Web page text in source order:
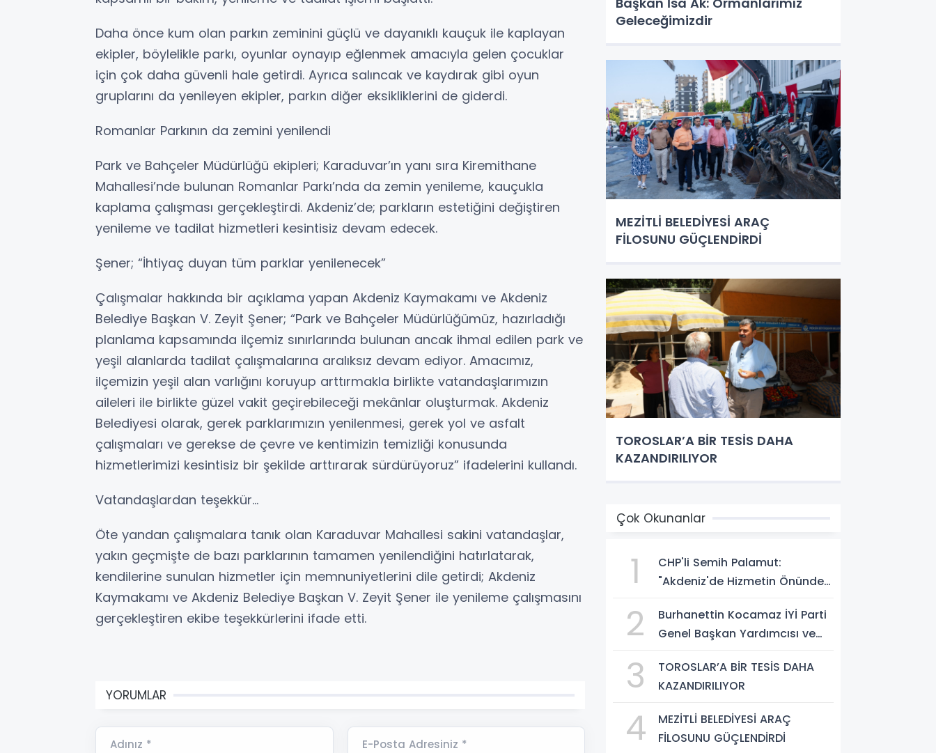
Daha önce kum olan parkın zeminini güçlü ve dayanıklı kauçuk ile kaplayan
ekipler, böylelikle parkı, oyunlar oynayıp eğlenmek amacıyla gelen çocuklar
için çok daha güvenli hale getirdi. Ayrıca salıncak ve kaydırak gibi oyun
gruplarını da yenileyen ekipler, parkın diğer eksikliklerini de giderdi.
Romanlar Parkının da zemini yenilendi
Park ve Bahçeler Müdürlüğü ekipleri; Karaduvar’ın yanı sıra Kiremithane
Mahallesi’nde bulunan Romanlar Parkı’nda da zemin yenileme, kauçukla
kaplama çalışması gerçekleştirdi. Akdeniz’de; parkların estetiğini değiştiren
yenileme ve tadilat hizmetleri kesintisiz devam edecek.
Şener; “İhtiyaç duyan tüm parklar yenilenecek”
Çalışmalar hakkında bir açıklama yapan Akdeniz Kaymakamı ve Akdeniz
Belediye Başkan V. Zeyit Şener; “Park ve Bahçeler Müdürlüğümüz, hazırladığı
planlama kapsamında ilçemiz sınırlarında bulunan ancak ihmal edilen park ve
yeşil alanlarda tadilat çalışmalarına aralıksız devam ediyor. Amacımız,
ilçemizin yeşil alan varlığını koruyup arttırmakla birlikte vatandaşlarımızın
aileleri ile birlikte güzel vakit geçirebileceği mekânlar oluşturmak. Akdeniz
Belediyesi olarak, gerek parklarımızın yenilenmesi, gerek yol ve asfalt
çalışmaları ve gerekse de çevre ve kentimizin temizliği konusunda
hizmetlerimizi kesintisiz bir şekilde arttırarak sürdürüyoruz” ifadelerini kullandı.
Vatandaşlardan teşekkür…
Öte yandan çalışmalara tanık olan Karaduvar Mahallesi sakini vatandaşlar,
yakın geçmişte de bazı parklarının tamamen yenilendiğini hatırlatarak,
kendilerine sunulan hizmetler için memnuniyetlerini dile getirdi; Akdeniz
Kaymakamı ve Akdeniz Belediye Başkan V. Zeyit Şener ile yenileme çalışmasını
gerçekleştiren ekibe teşekkürlerini ifade etti.
YORUMLAR
Adınız * E-Posta Adresiniz *
Geleceğimizdir
MEZİTLİ BELEDİYESİ ARAÇ
FİLOSUNU GÜÇLENDİRDİ
TOROSLAR’A BİR TESİS DAHA
KAZANDIRILIYOR
Çok Okunanlar
1
CHP'li Semih Palamut:
"Akdeniz'de Hizmetin Önündeki
Uzak Yönetim Anlayışıdır"
2
Burhanettin Kocamaz İYİ Parti
Genel Başkan Yardımcısı ve
3
TOROSLAR’A BİR TESİS DAHA
KAZANDIRILIYOR
4
MEZİTLİ BELEDİYESİ ARAÇ
FİLOSUNU GÜÇLENDİRDİ